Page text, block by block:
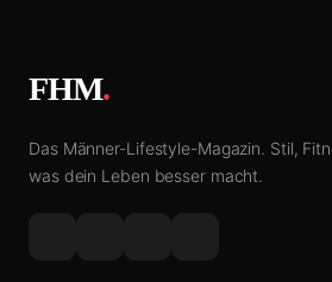
FHM.
Das Männer-Lifestyle-Magazin. Stil,
was dein Leben besser macht.